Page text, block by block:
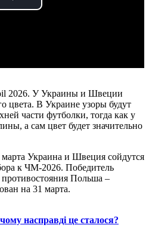
Play
2026. У Украины и Швеции
цвета. В Украине узоры будут
части футболки, тогда как у
а сам цвет будет значительно
Украина и Швеция сойдутся
к ЧМ-2026. Победитель
противостояния Польша –
на 31 марта.
насправді це сталося?